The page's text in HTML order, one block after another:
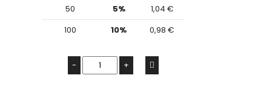
50
5%
1,04 €
100
10% 0,98 €
- +